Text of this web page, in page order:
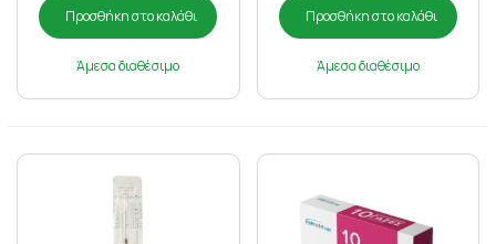
Προσθήκη στο καλάθι
Άμεσα διαθέσιμο
Προσθήκη στο καλάθι
Άμεσα διαθέσιμο